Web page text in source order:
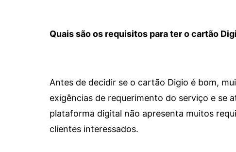
Quais são os requisitos para ter o cartão
Antes de decidir se o cartão Digio é bom,
exigências de requerimento do serviço e se
plataforma digital não apresenta muitos
clientes interessados.